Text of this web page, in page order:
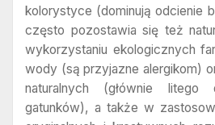
kolorystyce (dominują odcienie
często pozostawia się też
wykorzystaniu ekologicznych
wody (są przyjazne alergikom)
naturalnych (głównie litego
gatunków), a także w